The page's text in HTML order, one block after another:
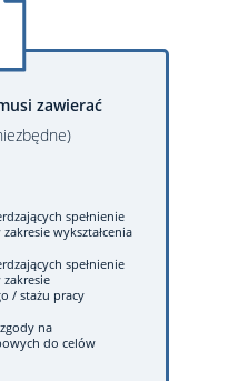
zawierać
spełnienie
wykształcenia
spełnienie
/ stażu pracy
na
do celów